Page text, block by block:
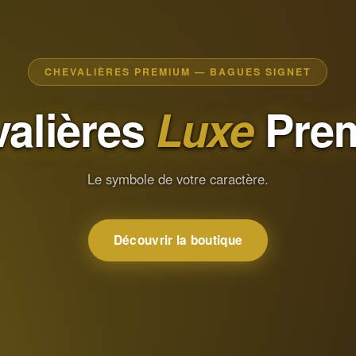
CHEVALIÈRES PREMIUM — BAGUES SIGNET
Luxe
Le symbole de votre caractère.
Découvrir la boutique